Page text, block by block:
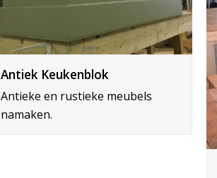
Antiek Keukenblok
Antieke en rustieke meubels
namaken.